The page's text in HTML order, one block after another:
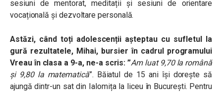
sesiuni de mentorat, meditații și sesiuni de orientare
vocațională și dezvoltare personală.
Astăzi, când toți adolescenții așteptau cu sufletul la
gură rezultatele, Mihai, bursier în cadrul programului
Vreau în clasa a 9-a, ne-a scris: ”Am luat 9,70 la română
și 9,80 la matematică”. Băiatul de 15 ani își dorește să
ajungă dintr-un sat din Ialomița la liceu în București. Pentru